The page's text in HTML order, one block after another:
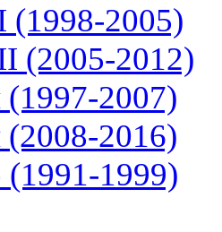
(1998-2005)
(2005-2012)
(1997-2007)
(2008-2016)
(1991-1999)